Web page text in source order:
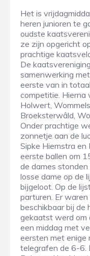
Het is
heren junioren te
oudste
ze zijn opgericht
prachtige
De
samenwerking
eerste van in
competitie. Hierna
Holwert,
Broeksterwâld,
Onder prachtige
zonnetje aan de
Sipke Hiemstra en
eerste ballen om
de dames
losse dame op de
bijgeloot. Op de
parturen. Er
beschikbaar bij de
gekaatst werd om
een middag met
eersten met enige
telegrafen de 6-6.